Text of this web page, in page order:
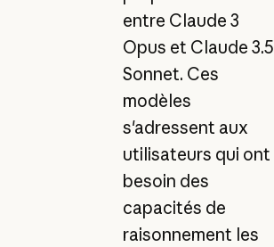
entre Claude 3
Opus et Claude 3.5
Sonnet. Ces
modèles
s'adressent aux
utilisateurs qui ont
besoin des
capacités de
raisonnement les